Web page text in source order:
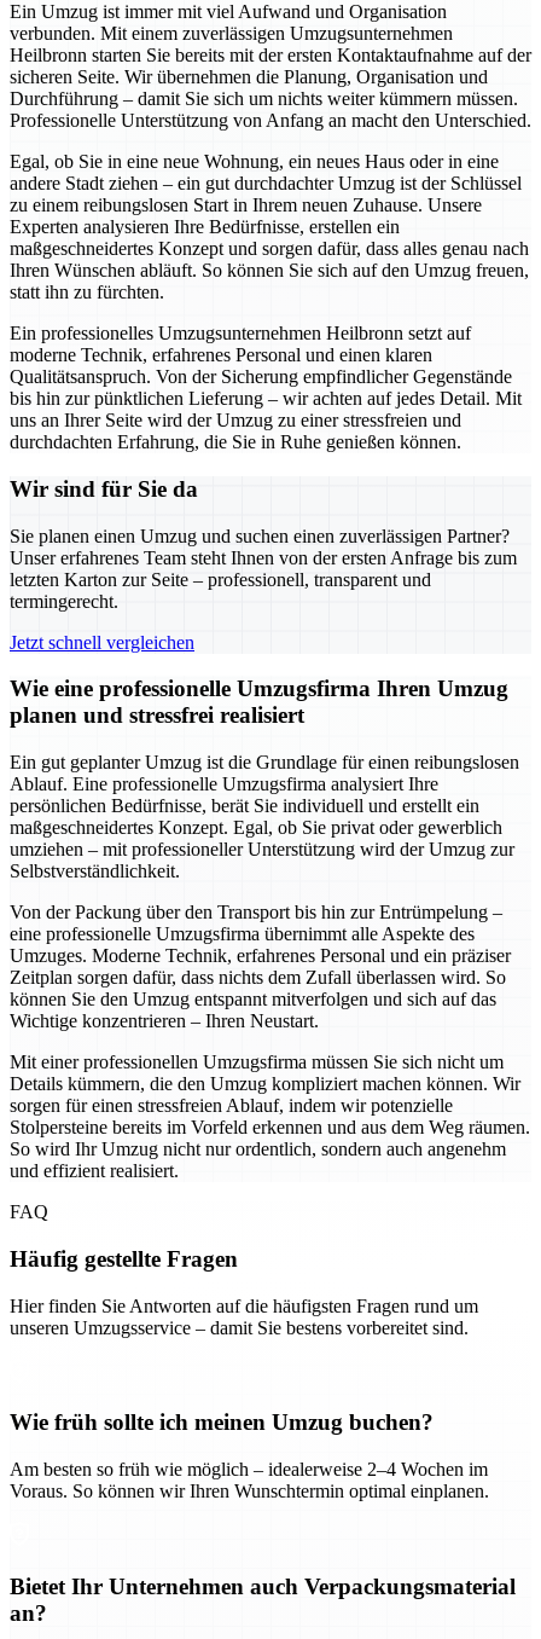
Ein Umzug ist immer mit viel Aufwand und Organisation
verbunden. Mit einem zuverlässigen Umzugsunternehmen
Heilbronn starten Sie bereits mit der ersten Kontaktaufnahme auf der
sicheren Seite. Wir übernehmen die Planung, Organisation und
Durchführung – damit Sie sich um nichts weiter kümmern müssen.
Professionelle Unterstützung von Anfang an macht den Unterschied.
Egal, ob Sie in eine neue Wohnung, ein neues Haus oder in eine
andere Stadt ziehen – ein gut durchdachter Umzug ist der Schlüssel
zu einem reibungslosen Start in Ihrem neuen Zuhause. Unsere
Experten analysieren Ihre Bedürfnisse, erstellen ein
maßgeschneidertes Konzept und sorgen dafür, dass alles genau nach
Ihren Wünschen abläuft. So können Sie sich auf den Umzug freuen,
statt ihn zu fürchten.
Ein professionelles Umzugsunternehmen Heilbronn setzt auf
moderne Technik, erfahrenes Personal und einen klaren
Qualitätsanspruch. Von der Sicherung empfindlicher Gegenstände
bis hin zur pünktlichen Lieferung – wir achten auf jedes Detail. Mit
uns an Ihrer Seite wird der Umzug zu einer stressfreien und
durchdachten Erfahrung, die Sie in Ruhe genießen können.
Wir sind für Sie da
Sie planen einen Umzug und suchen einen zuverlässigen Partner?
Unser erfahrenes Team steht Ihnen von der ersten Anfrage bis zum
letzten Karton zur Seite – professionell, transparent und
termingerecht.
Jetzt schnell vergleichen
Wie eine professionelle Umzugsfirma Ihren Umzug
planen und stressfrei realisiert
Ein gut geplanter Umzug ist die Grundlage für einen reibungslosen
Ablauf. Eine professionelle Umzugsfirma analysiert Ihre
persönlichen Bedürfnisse, berät Sie individuell und erstellt ein
maßgeschneidertes Konzept. Egal, ob Sie privat oder gewerblich
umziehen – mit professioneller Unterstützung wird der Umzug zur
Selbstverständlichkeit.
Von der Packung über den Transport bis hin zur Entrümpelung –
eine professionelle Umzugsfirma übernimmt alle Aspekte des
Umzuges. Moderne Technik, erfahrenes Personal und ein präziser
Zeitplan sorgen dafür, dass nichts dem Zufall überlassen wird. So
können Sie den Umzug entspannt mitverfolgen und sich auf das
Wichtige konzentrieren – Ihren Neustart.
Mit einer professionellen Umzugsfirma müssen Sie sich nicht um
Details kümmern, die den Umzug kompliziert machen können. Wir
sorgen für einen stressfreien Ablauf, indem wir potenzielle
Stolpersteine bereits im Vorfeld erkennen und aus dem Weg räumen.
So wird Ihr Umzug nicht nur ordentlich, sondern auch angenehm
und effizient realisiert.
FAQ
Häufig gestellte Fragen
Hier finden Sie Antworten auf die häufigsten Fragen rund um
unseren Umzugsservice – damit Sie bestens vorbereitet sind.
Wie früh sollte ich meinen Umzug buchen?
Am besten so früh wie möglich – idealerweise 2–4 Wochen im
Voraus. So können wir Ihren Wunschtermin optimal einplanen.
Bietet Ihr Unternehmen auch Verpackungsmaterial
an?